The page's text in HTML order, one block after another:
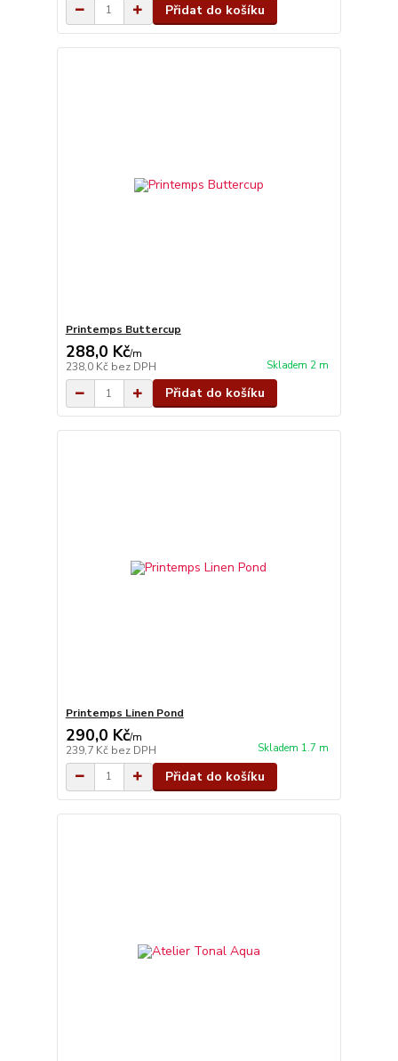
Přidat do košíku
Printemps Buttercup
288,0 Kč/m
238,0 Kč bez DPH Skladem 2 m
Přidat do košíku
Printemps Linen Pond
290,0 Kč/m
239,7 Kč bez DPH Skladem 1.7 m
Přidat do košíku